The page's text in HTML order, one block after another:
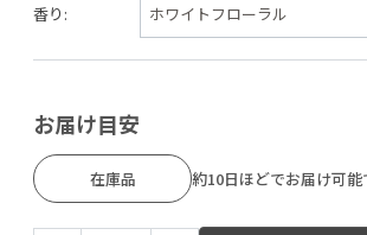
香り:
お届け目安
在庫品 約10日ほどでお届け可能